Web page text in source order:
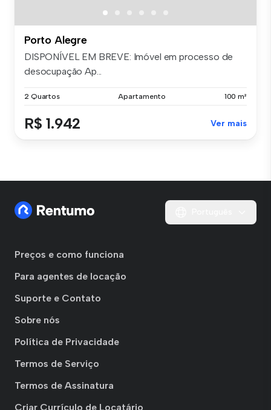
Porto Alegre
DISPONÍVEL EM BREVE: Imóvel em processo de
desocupação Ap...
2 Quartos Apartamento 100 m²
R$ 1.942 Ver mais
Preços e como funciona
Para agentes de locação
Suporte e Contato
Sobre nós
Política de Privacidade
Termos de Serviço
Termos de Assinatura
Criar Currículo de Locatário